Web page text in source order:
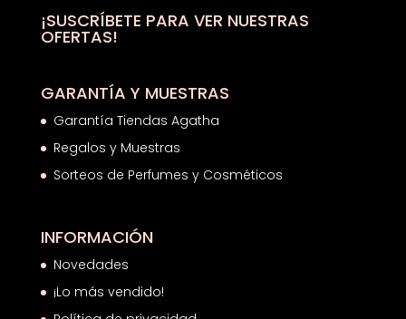
¡SUSCRÍBETE PARA VER NUESTRAS
OFERTAS!
GARANTÍA Y MUESTRAS
Garantía Tiendas Agatha
Regalos y Muestras
Sorteos de Perfumes y Cosméticos
INFORMACIÓN
Novedades
¡Lo más vendido!